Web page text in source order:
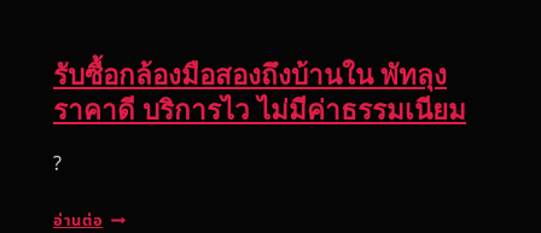
รับซื้อกล้องมือสองถึงบ้านใน พัทลุง
ราคาดี บริการไว ไม่มีค่าธรรมเนียม
?
อ่านต่อ